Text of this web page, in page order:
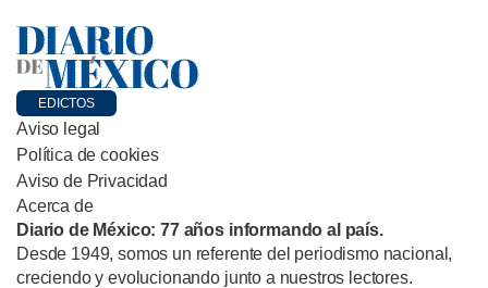
EDICTOS
Aviso legal
Política de cookies
Aviso de Privacidad
Acerca de
Diario de México: 77 años informando al país.
Desde 1949, somos un referente del periodismo nacional,
creciendo y evolucionando junto a nuestros lectores.